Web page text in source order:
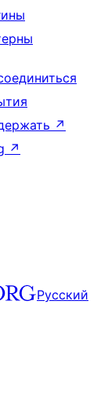
↗
↗
Русский
в Tumblr